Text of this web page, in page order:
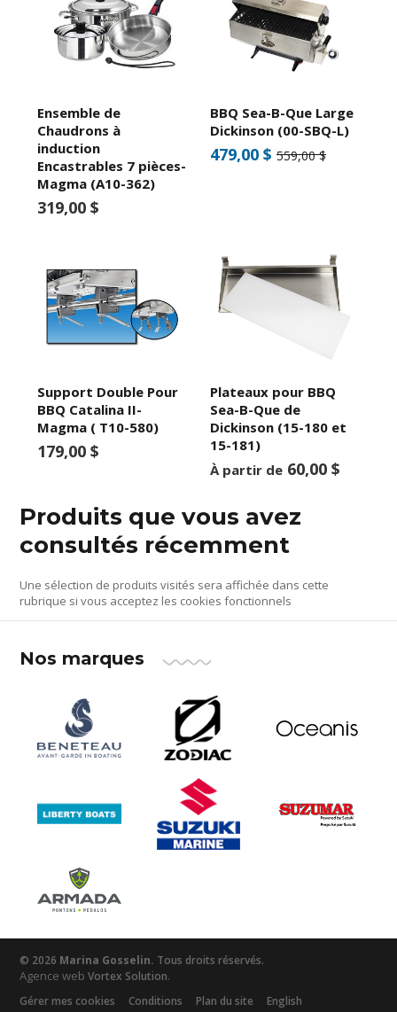
Ensemble de
Chaudrons à
induction
Encastrables 7 pièces-
Magma (A10-362)
319,00 $
BBQ Sea-B-Que Large
Dickinson (00-SBQ-L)
479,00 $ 559,00 $
Support Double Pour
BBQ Catalina II-
Magma ( T10-580)
179,00 $
Plateaux pour BBQ
Sea-B-Que de
Dickinson (15-180 et
15-181)
À partir de 60,00 $
Produits que vous avez
consultés récemment
Une sélection de produits visités sera affichée dans cette
rubrique si vous acceptez les cookies fonctionnels
Nos marques
© 2026 Marina Gosselin. Tous droits réservés.
Agence webVortex Solution.
Gérer mes cookies Conditions Plan du site English